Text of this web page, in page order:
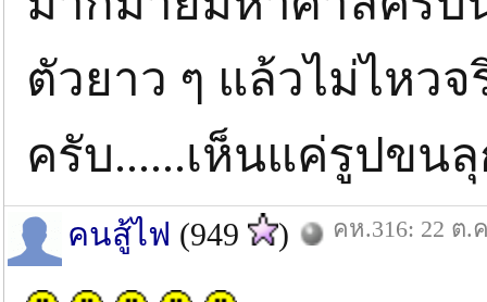
ตัวยาว ๆ แล้วไม่ไหวจ
ครับ......เห็นแค่รูปขน
คนสู้ไฟ (949 ) คห.316: 22 ต.